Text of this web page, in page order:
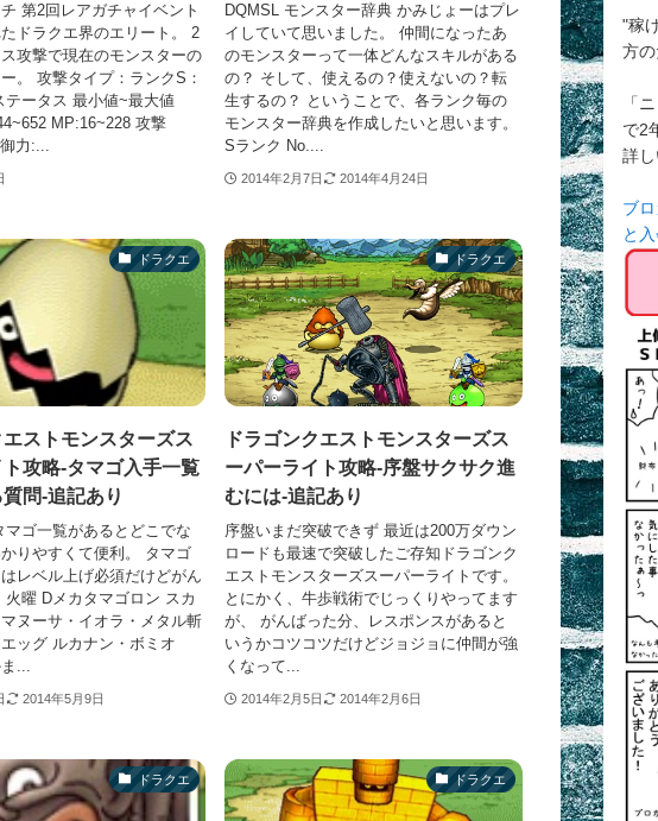
第2回レアガチャイベント
ドラクエ界のエリート。 2
攻撃で現在のモンスターの
。 攻撃タイプ：ランクS：
テータス 最小値~最大値
MP:16~228 攻撃
力:...
DQMSL モンスター辞典 かみじょーはプレ
イしていて思いました。 仲間になったあ
のモンスターって一体どんなスキルがある
の？ そして、使えるの？使えないの？転
生するの？ ということで、各ランク毎の
モンスター辞典を作成したいと思います。
Sランク No....
2014年2月7日 2014年4月24日
ドラクエ
ストモンスターズス
攻略-タマゴ入手一覧
問-追記あり
マゴ一覧があるとどこでな
りやすくて便利。 タマゴ
レベル上げ必須だけどがん
曜 Dメカタマゴロン スカ
ヌーサ・イオラ・メタル斬
ッグ ルカナン・ボミオ
...
2014年5月9日
ドラクエ
ドラゴンクエストモンスターズス
ーパーライト攻略-序盤サクサク進
むには-追記あり
序盤いまだ突破できず 最近は200万ダウン
ロードも最速で突破したご存知ドラゴンク
エストモンスターズスーパーライトです。
とにかく、牛歩戦術でじっくりやってます
が、 がんばった分、レスポンスがあると
いうかコツコツだけどジョジョに仲間が強
くなって...
2014年2月5日 2014年2月6日
ドラクエ ドラクエ
"稼
方
「
で2
詳
ブ
と